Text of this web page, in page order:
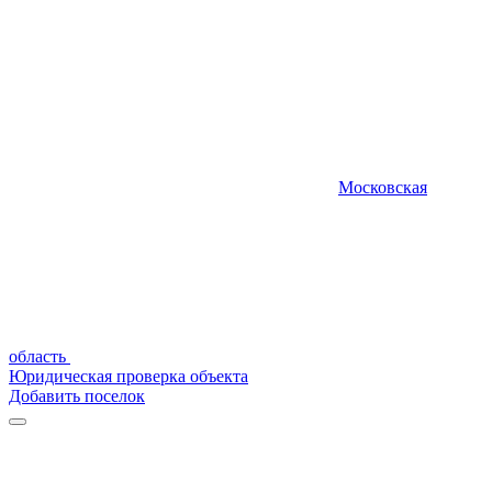
Московская
область
Юридическая проверка объекта
Добавить поселок